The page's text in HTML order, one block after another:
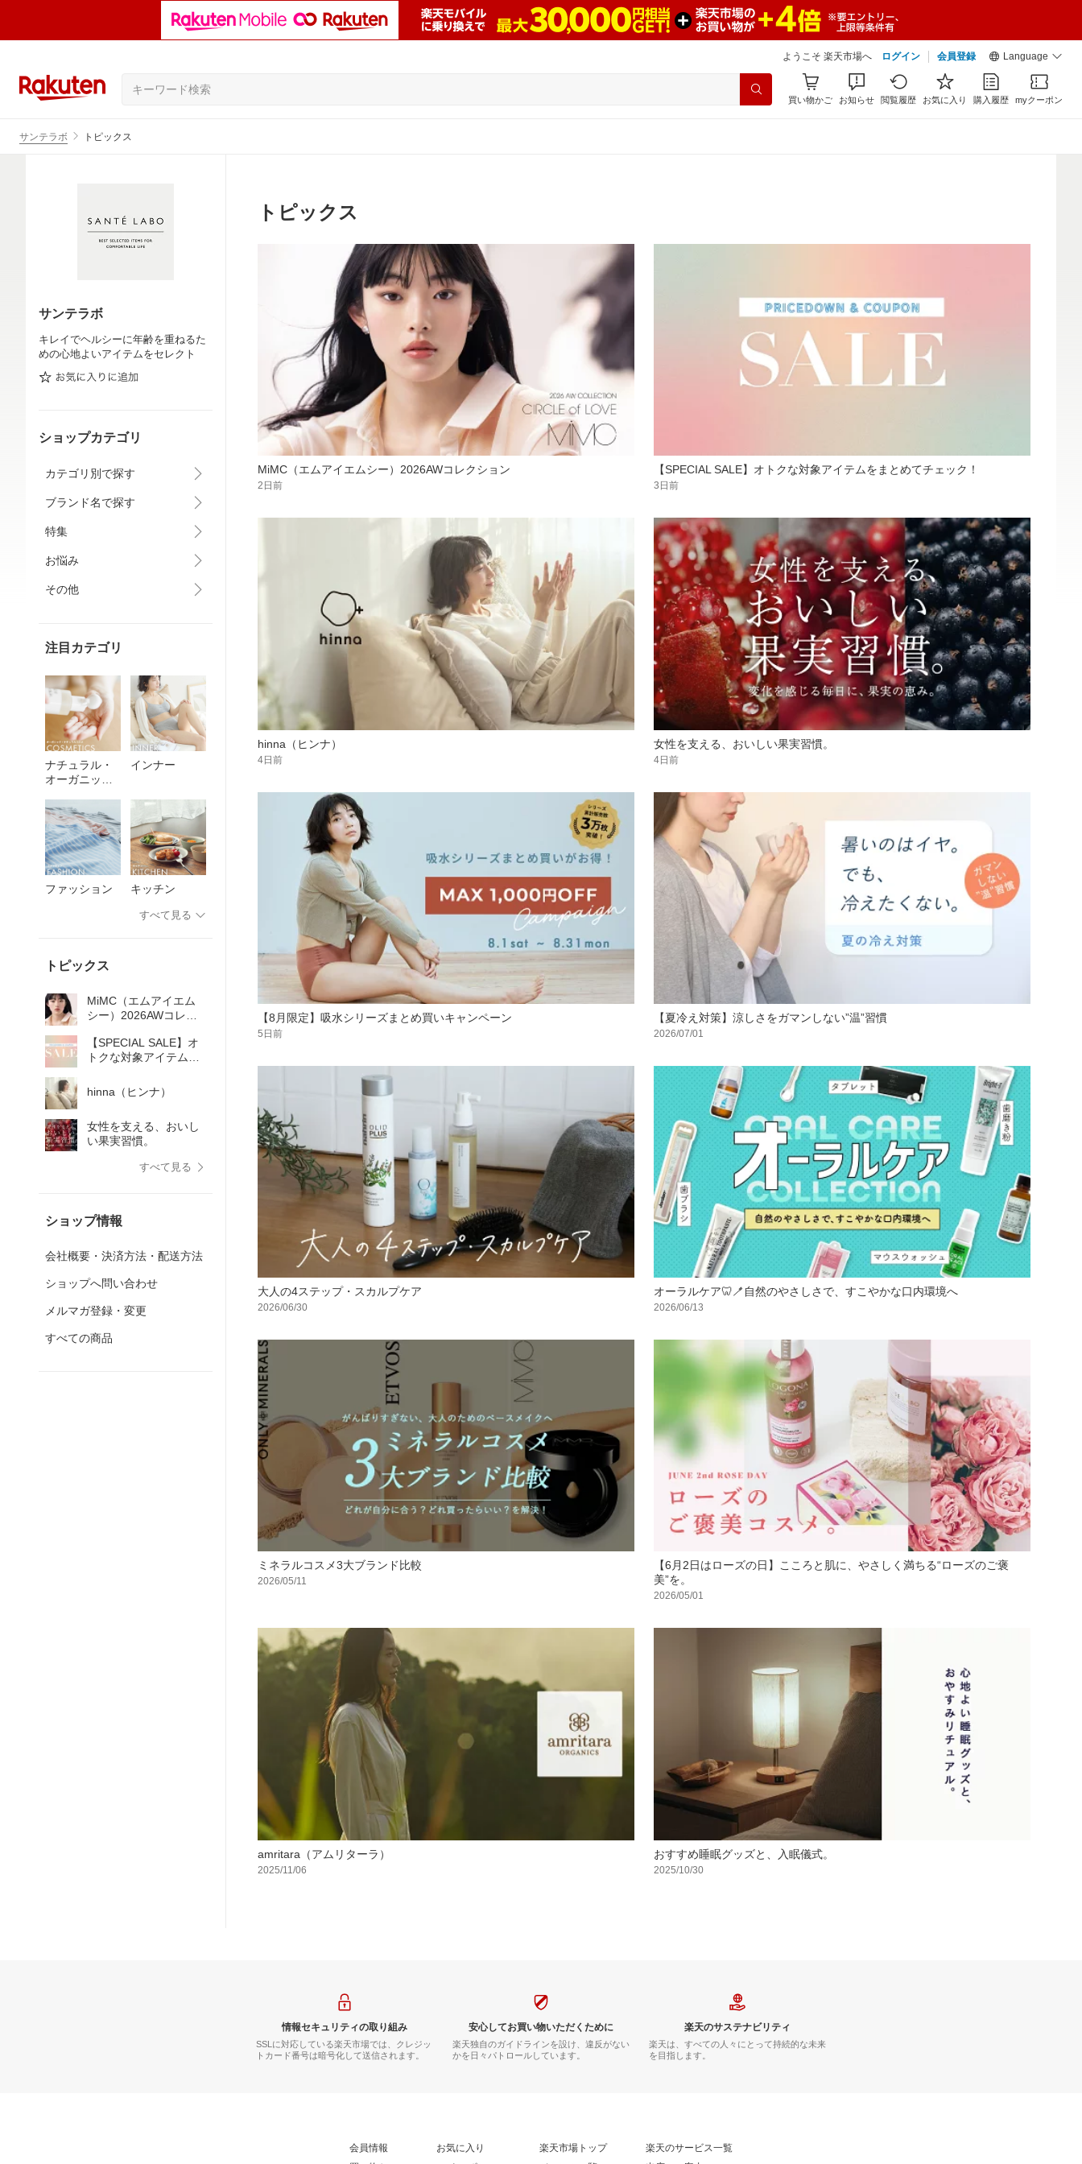
ようこそ 楽天市場へ ログイン 会員登録 Language
買い物かご お知らせ 閲覧履歴 お気に入り 購入履歴 myクーポン
サンテラボ トピックス
サンテラボ
キレイでヘルシーに年齢を重ねるた
めの心地よいアイテムをセレクト
ショップカテゴリ
カテゴリ別で探す
ブランド名で探す
特集
お悩み
その他
注目カテゴリ
ナチュラル・
オーガニック
インナー
ファッション キッチン
すべて見る
トピックス
MiMC（エムアイエム
シー）2026AWコレク
【SPECIAL SALE】オ
トクな対象アイテムを
hinna（ヒンナ）
女性を支える、おいし
い果実習慣。
すべて見る
ショップ情報
会社概要・決済方法・配送方法
ショップへ問い合わせ
メルマガ登録・変更
すべての商品
トピックス
MiMC（エムアイエムシー）2026AWコレクション
2日前
【SPECIAL SALE】オトクな対象アイテムをまとめてチェック！
3日前
hinna（ヒンナ）
4日前
女性を支える、おいしい果実習慣。
4日前
【8月限定】吸水シリーズまとめ買いキャンペーン
5日前
【夏冷え対策】涼しさをガマンしない”温”習慣
2026/07/01
大人の4ステップ・スカルプケア
2026/06/30
オーラルケア🦷🪥自然のやさしさで、すこやかな口内環境へ
2026/06/13
ミネラルコスメ3大ブランド比較
2026/05/11
【6月2日はローズの日】こころと肌に、やさしく満ちる“ローズのご褒
美”を。
2026/05/01
amritara（アムリターラ）
2025/11/06
おすすめ睡眠グッズと、入眠儀式。
2025/10/30
情報セキュリティの取り組み
SSLに対応している楽天市場では、クレジッ
トカード番号は暗号化して送信されます。
安心してお買い物いただくために
楽天独自のガイドラインを設け、違反がない
かを日々パトロールしています。
楽天のサステナビリティ
楽天は、すべての人々にとって持続的な未来
を目指します。
会員情報
お気に入り
楽天市場トップ
楽天のサービス一覧